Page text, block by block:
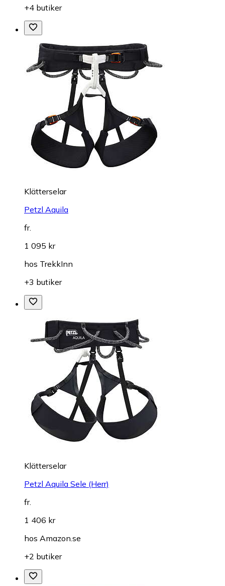
+4 butiker
Klätterselar
Petzl Aquila
fr.
1 095 kr
hos TrekkInn
+3 butiker
Klätterselar
Petzl Aquila Sele (Herr)
fr.
1 406 kr
hos Amazon.se
+2 butiker